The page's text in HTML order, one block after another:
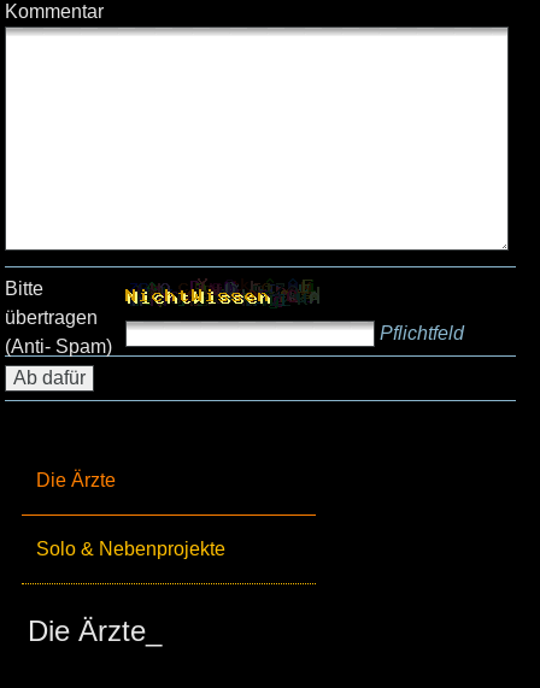
Die Ärzte
Solo & Nebenprojekte
Die Ärzte_
Kommentar
Bitte
übertragen
(Anti- Spam)
Pflichtfeld